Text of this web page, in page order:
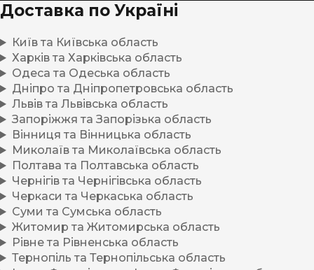
Доставка по Україні
Київ та Київська область
Харків та Харківська область
Одеса та Одеська область
Дніпро та Дніпропетровська область
Львів та Львівська область
Запоріжжя та Запорізька область
Вінниця та Вінницька область
Миколаїв та Миколаївська область
Полтава та Полтавська область
Чернігів та Чернігівська область
Черкаси та Черкаська область
Суми та Сумська область
Житомир та Житомирська область
Рівне та Рівненська область
Тернопіль та Тернопільська область